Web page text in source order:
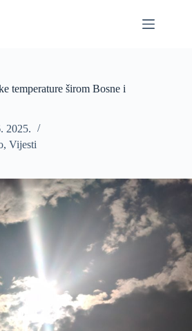
temperature širom Bosne i
2025.
, Vijesti